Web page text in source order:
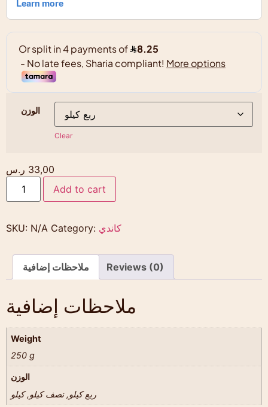
الوزن
Clear
33,00 ر.س
Add to cart
SKU: N/A Category: كاندي
ملاحظات إضافية Reviews (0)
ملاحظات إضافية
Weight
250 g
الوزن
ربع كيلو, نصف كيلو, كيلو